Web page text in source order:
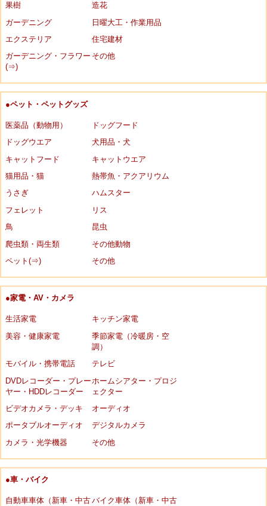
果樹
造花
ガーデニング
日曜大工・作業用品
エクステリア
住宅建材
ガーデニング・フラワー
(⇒)
その他
●ペット・ペットグッズ
医薬品（動物用）
ドッグフード
ドッグウエア
犬用品・犬
キャットフード
キャットウエア
猫用品・猫
熱帯魚・アクアリウム
うさぎ
ハムスター
フェレット
リス
鳥
昆虫
爬虫類・両生類
その他動物
ペット(⇒)
その他
●家電・AV・カメラ
生活家電
キッチン家電
美容・健康家電
季節家電（冷暖房・空
調）
モバイル・携帯電話
テレビ
DVDレコーダー・プレー
ヤー・HDDレコーダー
ホームシアター・プロジ
ェクター
ビデオカメラ・デッキ
オーディオ
ポータブルオーディオ
デジタルカメラ
カメラ・光学機器
その他
●車・バイク
自動車車体（新車・中古バイク車体（新車・中古